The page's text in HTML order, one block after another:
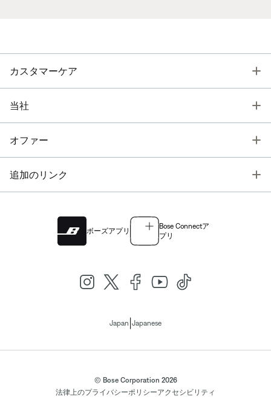
カスタマーケア
当社
オファー
追加のリンク
ボーズアプリ
Bose Connectア
プリ
Japan Japanese
© Bose Corporation 2026
法律上のプライバシーポリシーアクセシビリティ